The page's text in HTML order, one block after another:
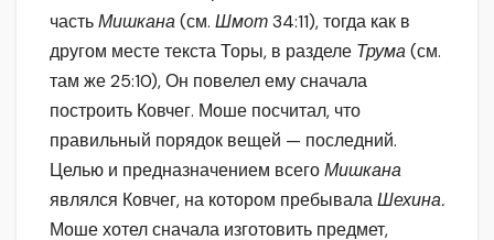
частьМишкана(см. Шмот34:11), тогда как в
другом месте текста Торы, в разделе Трума(см.
там же 25:10), Он повелел ему сначала
построить Ковчег. Моше посчитал, что
правильный порядок вещей — последний.
Целью и предназначением всегоМишкана
являлся Ковчег, на котором пребывалаШехина.
Моше хотел сначала изготовить предмет,